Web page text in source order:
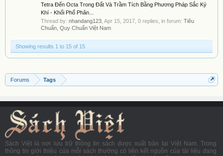
Tetra Đến Octa Trong Đất Và Trầm Tích Bằng Phương Pháp Sắc Ký
Khí - Khối Phổ Phân...
Thread by: nhandang123 Apr 15, 2017 , 0 replies, in forum: Tiêu
Chuẩn, Quy Chuẩn Việt Nam
Showing results 1 to 15 of 15
Forums Tags
Sách Việt là nơi lưu trữ thông tin sách được xuất bản tại Việt Nam. Trong
thông tin giới thiệu của mỗi sách thường có liên kết nguồn của tài liệu đang